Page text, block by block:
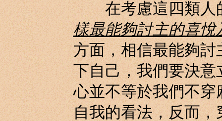
在考慮這四類人的
樣最能夠討主的喜
方面，相信最能夠
下自己，我們要決
心並不等於我們不
自我的看法，反而